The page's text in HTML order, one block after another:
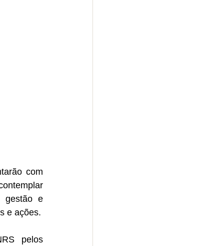
com
gestão e
e ações.
pelos